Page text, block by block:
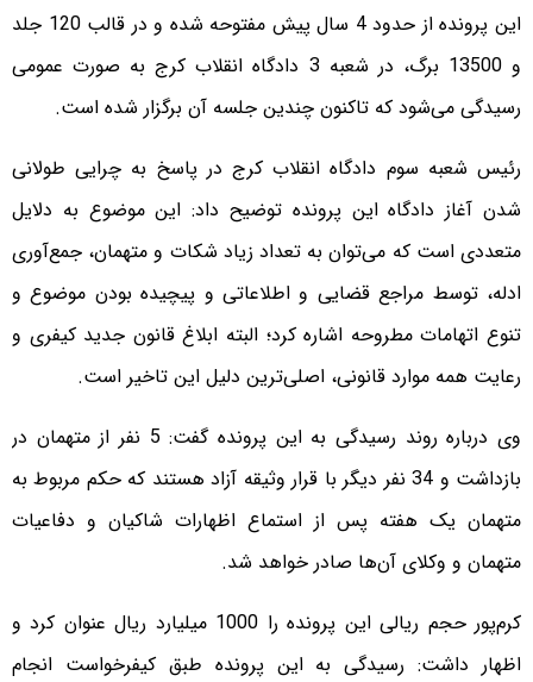
این پرونده از حدود 4 سال پیش مفتوحه شده و در قالب 120 جلد
و 13500 برگ، در شعبه 3 دادگاه انقلاب کرج به صورت عمومی
رسیدگی می‌شود که تاکنون چندین جلسه آن برگزار شده است.
رئیس شعبه سوم دادگاه انقلاب کرج در پاسخ به چرایی طولانی
شدن آغاز دادگاه این پرونده توضیح داد: این موضوع به دلایل
متعددی است که می‌توان به تعداد زیاد شکات و متهمان، جمع‌آوری
ادله، توسط مراجع قضایی و اطلاعاتی و پیچیده بودن موضوع و
تنوع اتهامات مطروحه اشاره کرد؛ البته ابلاغ قانون جدید کیفری و
رعایت همه موارد قانونی، اصلی‌ترین دلیل این تاخیر است.
وی درباره روند رسیدگی به این پرونده گفت: 5 نفر از متهمان در
بازداشت و 34 نفر دیگر با قرار وثیقه آزاد هستند که حکم مربوط به
متهمان یک هفته پس از استماع اظهارات شاکیان و دفاعیات
متهمان و وکلای آن‌ها صادر خواهد شد.
کرم‌پور حجم ریالی این پرونده را 1000 میلیارد ریال عنوان کرد و
اظهار داشت: رسیدگی به این پرونده طبق کیفرخواست انجام